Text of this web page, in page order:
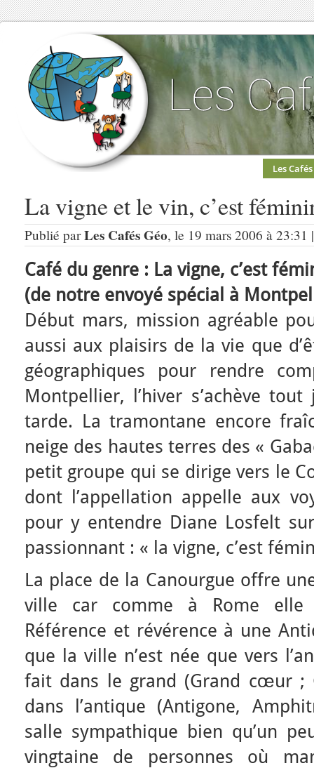
Les Cafés
La vigne et le vin, c’est
Publié parLes Cafés Géo, le 19 mars 2006 à
Café du genre : La vigne, c’est
(de notre envoyé spécial à
Début mars, mission agréable
aussi aux plaisirs de la vie que
géographiques pour rendre
Montpellier, l’hiver s’achève
tarde. La tramontane encore
neige des hautes terres des «
petit groupe qui se dirige vers le
dont l’appellation appelle aux
pour y entendre Diane Losfelt
passionnant : « la vigne, c’est
La place de la Canourgue offre
ville car comme à Rome elle
Référence et révérence à une
que la ville n’est née que vers
fait dans le grand (Grand cœur ;
dans l’antique (Antigone,
salle sympathique bien qu’un
vingtaine de personnes où